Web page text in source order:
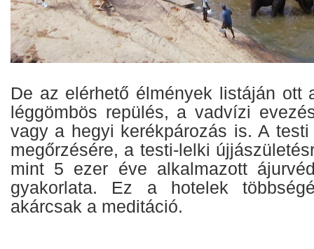
De az elérhető élmények listáján ott
léggömbös repülés, a vadvízi
vagy a hegyi kerékpározás is. A
megőrzésére, a testi-lelki
mint 5 ezer éve alkalmazott
gyakorlata. Ez a hotelek
akárcsak a meditáció.